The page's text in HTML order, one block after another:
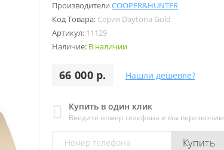
Производители COOPER&HUNTER
Код Товара: Серия Daytona Gold
Артикул: 11129
Наличие: В наличии
66 000 р. Нашли дешевле?
Купить в один клик
Введите номер телефона и мы перезвоним
Купить